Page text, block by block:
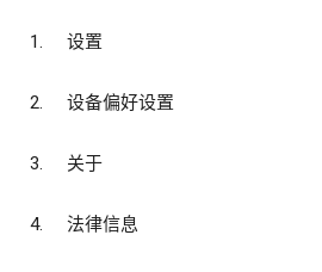
设置
设备偏好设置
关于
法律信息